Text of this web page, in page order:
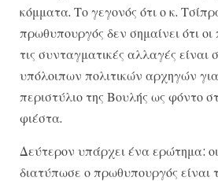
κόμματα. Το γεγονός ότι ο κ.
πρωθυπουργός δεν σημαίνει ότι οι
τις συνταγματικές αλλαγές είναι
υπόλοιπων πολιτικών αρχηγών
περιστύλιο της Βουλής ως φόντο
φιέστα.
Δεύτερον υπάρχει ένα ερώτημα:
διατύπωσε ο πρωθυπουργός είναι